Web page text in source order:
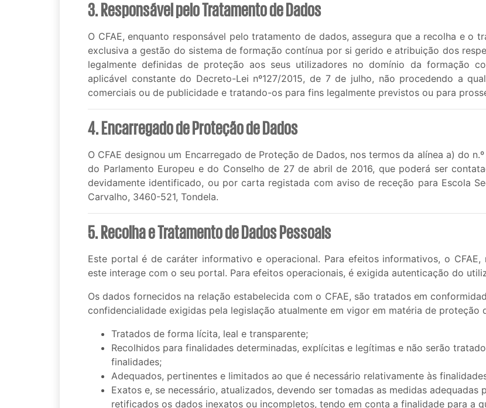
3. Responsável pelo Tratamento de Dados
O CFAE, enquanto responsável pelo tratamento de dados, assegura que a recolha e o
exclusiva a gestão do sistema de formação contínua por si gerido e atribuição dos
legalmente definidas de proteção aos seus utilizadores no domínio da formação
aplicável constante do Decreto-Lei nº127/2015, de 7 de julho, não procedendo a
comerciais ou de publicidade e tratando-os para fins legalmente previstos ou para
4. Encarregado de Proteção de Dados
O CFAE designou um Encarregado de Proteção de Dados, nos termos da alínea a) do
do Parlamento Europeu e do Conselho de 27 de abril de 2016, que poderá ser
devidamente identificado, ou por carta registada com aviso de receção para Escola
Carvalho, 3460-521, Tondela.
5. Recolha e Tratamento de Dados Pessoais
Este portal é de caráter informativo e operacional. Para efeitos informativos, o
este interage com o seu portal. Para efeitos operacionais, é exigida autenticação do
Os dados fornecidos na relação estabelecida com o CFAE, são tratados em
confidencialidade exigidas pela legislação atualmente em vigor em matéria de proteção
Tratados de forma lícita, leal e transparente;
Recolhidos para finalidades determinadas, explícitas e legítimas e não serão
finalidades;
Adequados, pertinentes e limitados ao que é necessário relativamente às
Exatos e, se necessário, atualizados, devendo ser tomadas as medidas adequadas
retificados os dados inexatos ou incompletos, tendo em conta a finalidade para a